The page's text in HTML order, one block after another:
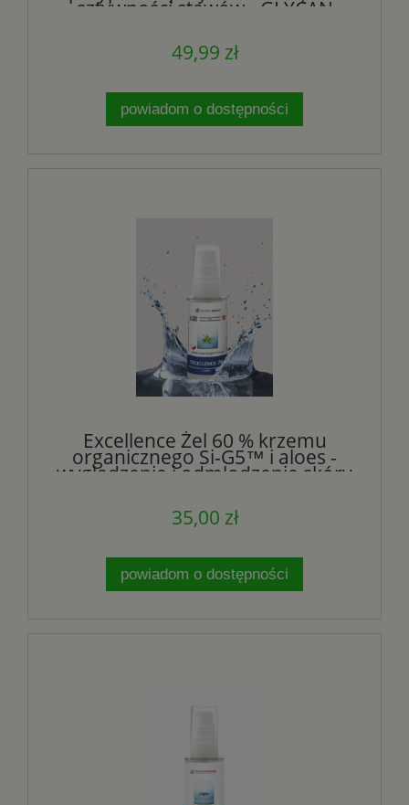
sztywności stawów - GLYCAN
49,99 zł
powiadom o dostępności
Excellence Żel 60 % krzemu
organicznego Si-G5™ i aloes -
wygładzenie i odmłodzenie skóry
35,00 zł
powiadom o dostępności